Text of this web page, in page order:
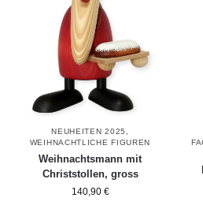
NEUHEITEN 2025
WEIHNACHTLICHE FIGUREN
Weihnachtsmann mit
Christstollen, gross
140,90 €